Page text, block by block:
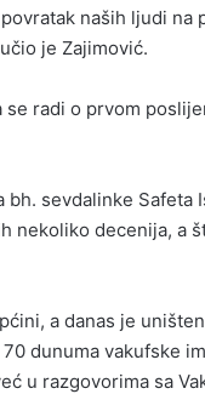
naših ljudi na
je Zajimović.
radi o prvom
sevdalinke Safeta
nekoliko decenija, a
a danas je
dunuma vakufske
u razgovorima sa